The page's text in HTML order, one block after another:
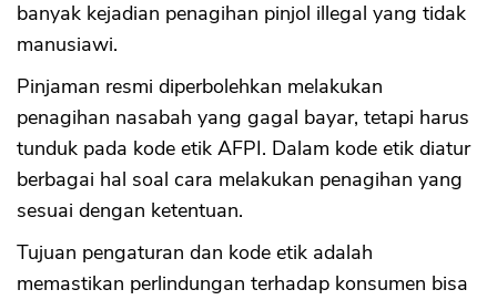
banyak kejadian penagihan pinjol illegal yang tidak
manusiawi.
Pinjaman resmi diperbolehkan melakukan
penagihan nasabah yang gagal bayar, tetapi harus
tunduk pada kode etik AFPI. Dalam kode etik diatur
berbagai hal soal cara melakukan penagihan yang
sesuai dengan ketentuan.
Tujuan pengaturan dan kode etik adalah
memastikan perlindungan terhadap konsumen bisa